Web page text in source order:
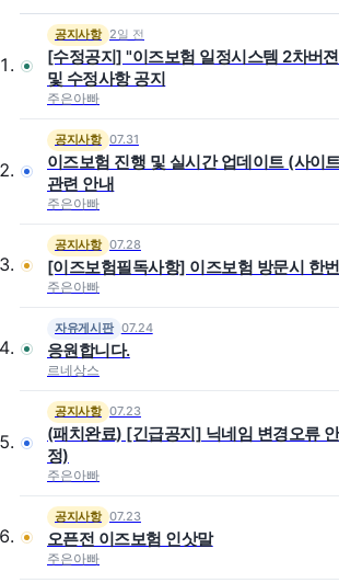
공지사항 2일 전
[수정공지] "이즈보험 일정시스템 2차버
및 수정사항 공지
주은아빠
공지사항 07.31
이즈보험 진행 및 실시간 업데이트 (사이
관련 안내
주은아빠
공지사항 07.28
[이즈보험필독사항] 이즈보험 방문시 한
주은아빠
자유게시판 07.24
응원합니다.
르네상스
공지사항 07.23
(패치완료) [긴급공지] 닉네임 변경오류
정)
주은아빠
공지사항 07.23
오픈전 이즈보험 인삿말
주은아빠